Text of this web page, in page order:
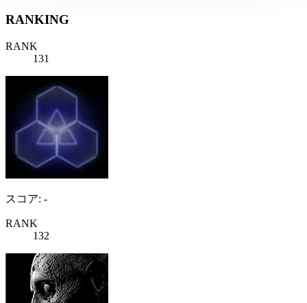
RANKING
RANK
131
スコア: -
RANK
132